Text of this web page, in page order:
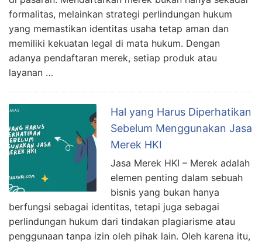
formalitas, melainkan strategi perlindungan hukum
yang memastikan identitas usaha tetap aman dan
memiliki kekuatan legal di mata hukum. Dengan
adanya pendaftaran merek, setiap produk atau
layanan …
Hal yang Harus Diperhatikan
Sebelum Menggunakan Jasa
Merek HKI
Jasa Merek HKI – Merek adalah
elemen penting dalam sebuah
bisnis yang bukan hanya
berfungsi sebagai identitas, tetapi juga sebagai
perlindungan hukum dari tindakan plagiarisme atau
penggunaan tanpa izin oleh pihak lain. Oleh karena itu,